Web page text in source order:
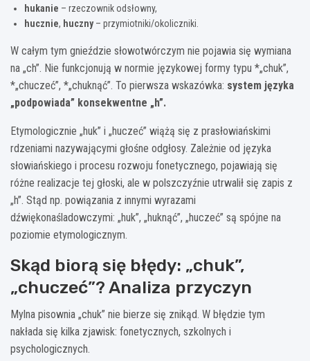
hukanie – rzeczownik odsłowny,
hucznie, huczny– przymiotniki/okoliczniki.
W całym tym gnieździe słowotwórczym nie pojawia się wymiana
na „ch”. Nie funkcjonują w normie językowej formy typu *„chuk”,
*„chuczeć”, *„chuknąć”. To pierwsza wskazówka: system języka
„podpowiada” konsekwentne „h”.
Etymologicznie „huk” i „huczeć” wiążą się z prasłowiańskimi
rdzeniami nazywającymi głośne odgłosy. Zależnie od języka
słowiańskiego i procesu rozwoju fonetycznego, pojawiają się
różne realizacje tej głoski, ale w polszczyźnie utrwalił się zapis z
„h”. Stąd np. powiązania z innymi wyrazami
dźwiękonaśladowczymi: „huk”, „huknąć”, „huczeć” są spójne na
poziomie etymologicznym.
Skąd biorą się błędy: „chuk”,
„chuczeć”? Analiza przyczyn
Mylna pisownia „chuk” nie bierze się znikąd. W błędzie tym
nakłada się kilka zjawisk: fonetycznych, szkolnych i
psychologicznych.